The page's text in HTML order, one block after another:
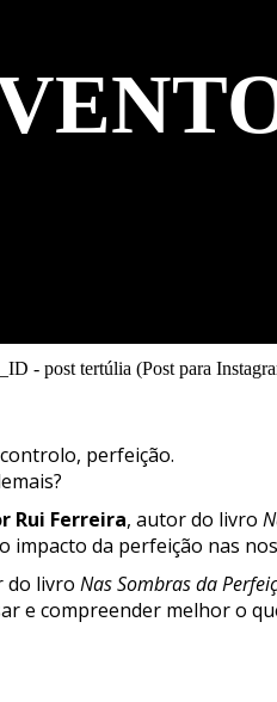
perfeição.
Rui Ferreira, autor do livro
da perfeição nas
do livro Nas Sombras da
e compreender melhor o